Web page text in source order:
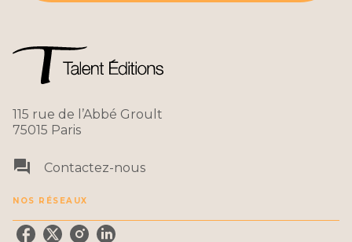
115 rue de l’Abbé Groult
75015 Paris
question_answer Contactez-nous
NOS RÉSEAUX